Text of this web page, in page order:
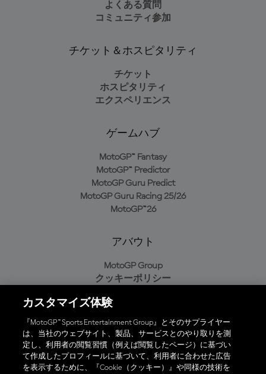
よくある質問
コミュニティ参加
チケット＆ホスピタリティ
チケット
ホスピタリティ
エクスペリエンス
ゲームハブ
MotoGP™ Fantasy
MotoGP™ Predictor
MotoGP Guru Predict
MotoGP Guru Racing 25/26
MotoGP™26
アバウト
MotoGP Group
クッキーポリシー
プライバシーポリシー
購入ポリシー
オフィシャルアプリ
カスタマイズ体験
『MotoGP™ Sports Entertainment Group』とそのサプライヤー
は、当社のウェブサイト、製品、サービスとのやり取りを測
定し、利用者の閲覧習慣（例えば閲覧したページ）に基づい
て作成したプロフィールに基づいて、利用者に合わせた広告
を表示するために、『Cookie（クッキー）』や同様の技術を